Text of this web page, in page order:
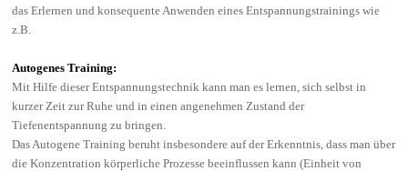
das Erlernen und konsequente Anwenden eines Entspannungstrainings wie
z.B.
Autogenes Training:
Mit Hilfe dieser Entspannungstechnik kann man es lernen, sich selbst in
kurzer Zeit zur Ruhe und in einen angenehmen Zustand der
Tiefenentspannung zu bringen.
Das Autogene Training beruht insbesondere auf der Erkenntnis, dass man über
die Konzentration körperliche Prozesse beeinflussen kann (Einheit von